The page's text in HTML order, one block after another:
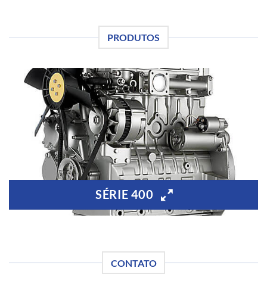
PRODUTOS
SÉRIE 400
CONTATO